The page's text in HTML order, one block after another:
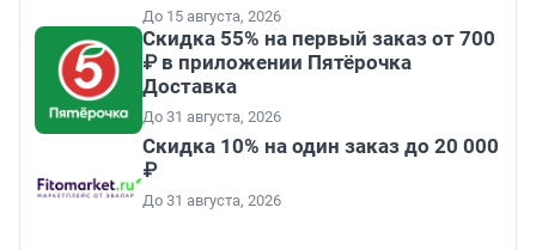
До 15 августа, 2026
Скидка 55% на первый заказ от 700
₽ в приложении Пятёрочка
Доставка
До 31 августа, 2026
Скидка 10% на один заказ до 20 000
₽
До 31 августа, 2026